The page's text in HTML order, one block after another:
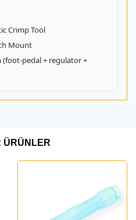
Crimp Tool
Mount
(foot-pedal + regulator +
ÜRÜNLER